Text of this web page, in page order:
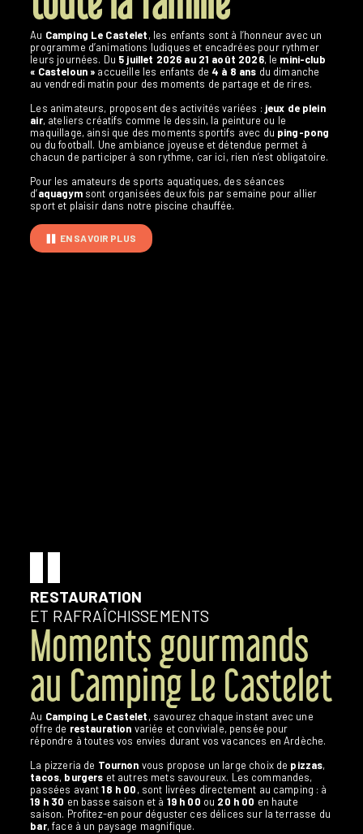
Au Camping Le Castelet, les enfants sont à l’honneur avec un
programme d’animations ludiques et encadrées pour rythmer
leurs journées. Du 5 juillet 2026 au 21 août 2026, le mini-club
« Casteloun » accueille les enfants de 4 à 8 ans du dimanche
au vendredi matin pour des moments de partage et de rires.
Les animateurs, proposent des activités variées : jeux de plein
air, ateliers créatifs comme le dessin, la peinture ou le
maquillage, ainsi que des moments sportifs avec du ping-pong
ou du football. Une ambiance joyeuse et détendue permet à
chacun de participer à son rythme, car ici, rien n’est obligatoire.
Pour les amateurs de sports aquatiques, des séances
d’aquagymsont organisées deux fois par semaine pour allier
sport et plaisir dans notre piscine chauffée.
EN SAVOIR PLUS
RESTAURATION
ET RAFRAÎCHISSEMENTS
Moments gourmands
au Camping Le Castelet
Au Camping Le Castelet, savourez chaque instant avec une
offre de restauration variée et conviviale, pensée pour
répondre à toutes vos envies durant vos vacances en Ardèche.
La pizzeria de Tournon vous propose un large choix de pizzas,
tacos, burgers et autres mets savoureux. Les commandes,
passées avant18 h 00, sont livrées directement au camping : à
19 h 30 en basse saison et à 19 h 00 ou 20 h 00 en haute
saison. Profitez-en pour déguster ces délices sur la terrasse du
bar, face à un paysage magnifique.